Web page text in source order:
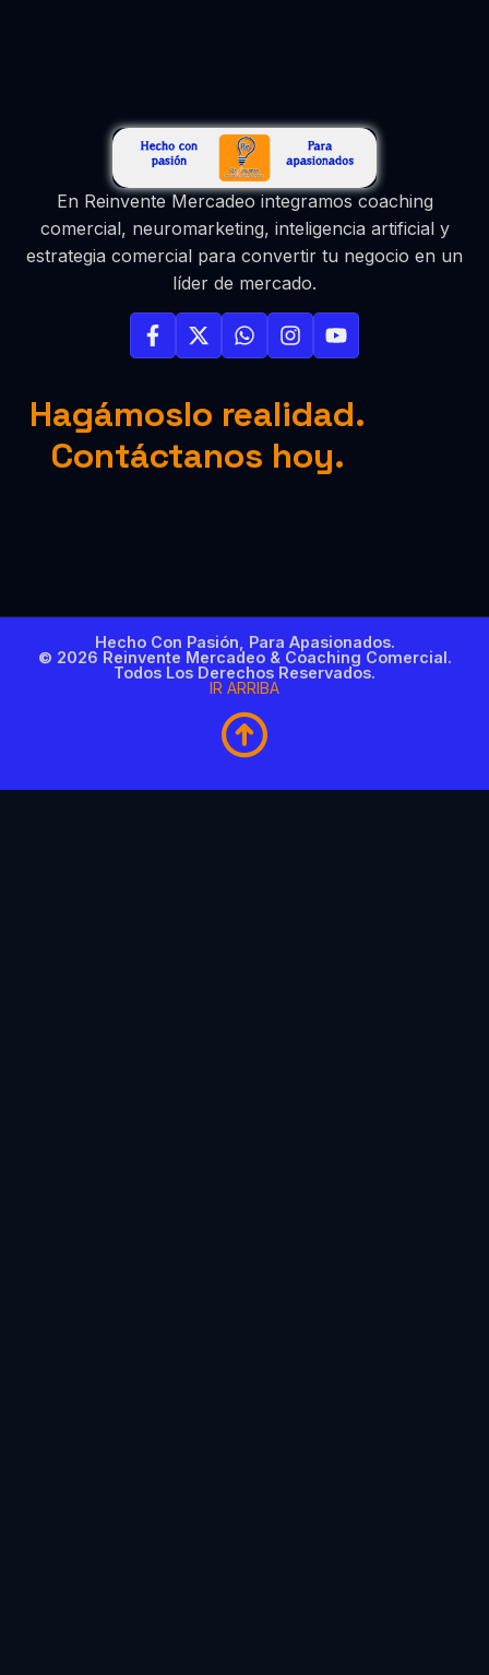
En Reinvente Mercadeo integramos coaching
comercial, neuromarketing, inteligencia artificial y
estrategia comercial para convertir tu negocio en un
líder de mercado.
Hagámoslo realidad.
Contáctanos hoy.
Hecho Con Pasión, Para Apasionados.
© 2026 Reinvente Mercadeo & Coaching Comercial.
Todos Los Derechos Reservados.
IR ARRIBA